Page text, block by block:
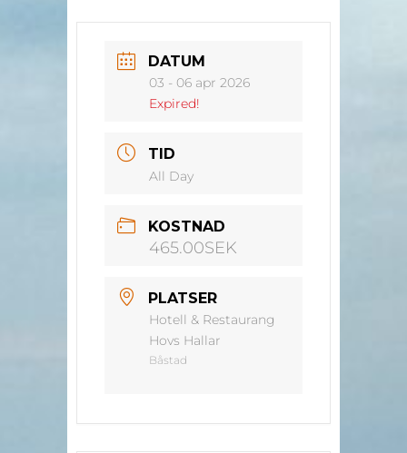
DATUM
03 - 06 apr 2026
Expired!
TID
All Day
KOSTNAD
465.00SEK
PLATSER
Hotell & Restaurang
Hovs Hallar
Båstad